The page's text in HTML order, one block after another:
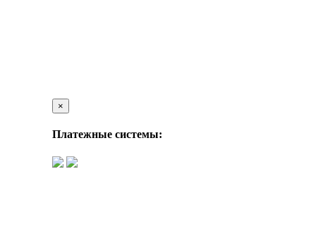
×
Платежные системы: